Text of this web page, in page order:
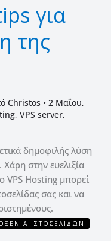
για
της
Christos • 2 Μαΐου,
, VPS server,
δημοφιλής λύση
Χάρη στην ευελιξία
VPS Hosting μπορεί
σας και να
ΙΣΤΟΣΕΛΊΔΩΝ